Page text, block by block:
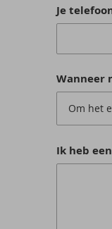
Je
Wanneer
Om het
Ik heb